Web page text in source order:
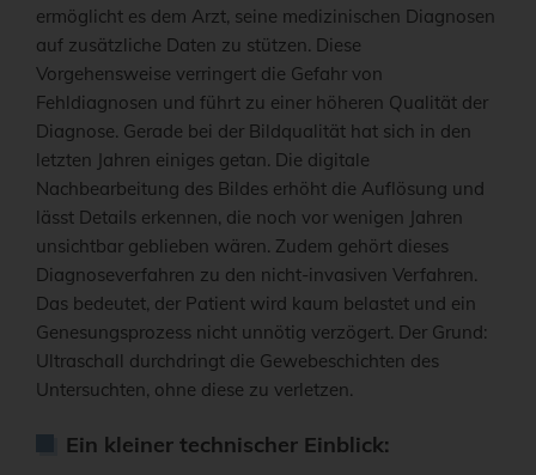
ermöglicht es dem Arzt, seine medizinischen Diagnosen
auf zusätzliche Daten zu stützen. Diese
Vorgehensweise verringert die Gefahr von
Fehldiagnosen und führt zu einer höheren Qualität der
Diagnose. Gerade bei der Bildqualität hat sich in den
letzten Jahren einiges getan. Die digitale
Nachbearbeitung des Bildes erhöht die Auflösung und
lässt Details erkennen, die noch vor wenigen Jahren
unsichtbar geblieben wären. Zudem gehört dieses
Diagnoseverfahren zu den nicht-invasiven Verfahren.
Das bedeutet, der Patient wird kaum belastet und ein
Genesungsprozess nicht unnötig verzögert. Der Grund:
Ultraschall durchdringt die Gewebeschichten des
Untersuchten, ohne diese zu verletzen.
Ein kleiner technischer Einblick: